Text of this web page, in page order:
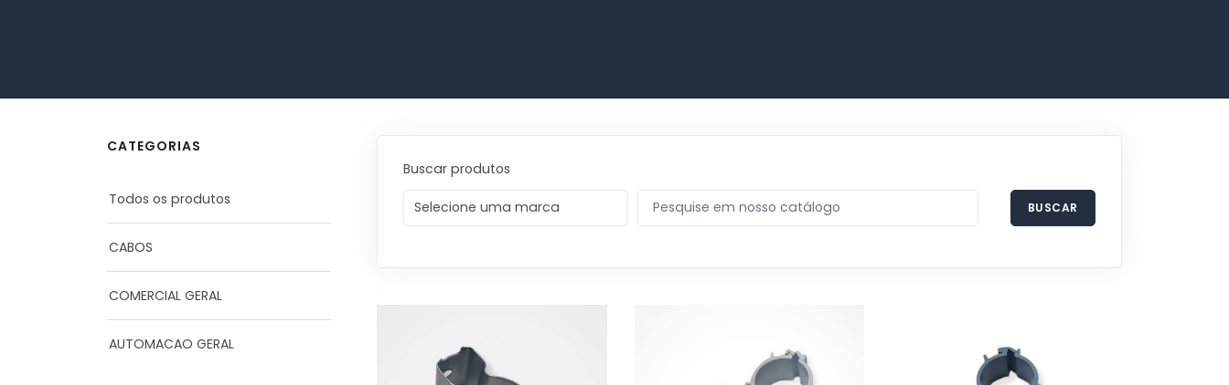
Buscar produtos
BUSCAR
CATEGORIAS
Todos os produtos
CABOS
COMERCIAL GERAL
AUTOMACAO GERAL